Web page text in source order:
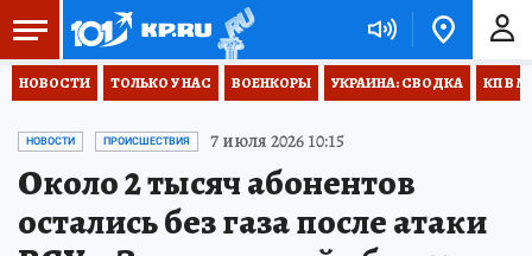
НОВОСТИ ТОЛЬКО У НАС ВОЕНКОРЫ УКРАИНА: СВОДКА КП В
НОВОСТИ ПРОИСШЕСТВИЯ 7 июля 2026 10:15
Около 2 тысяч абонентов
остались без газа после атаки